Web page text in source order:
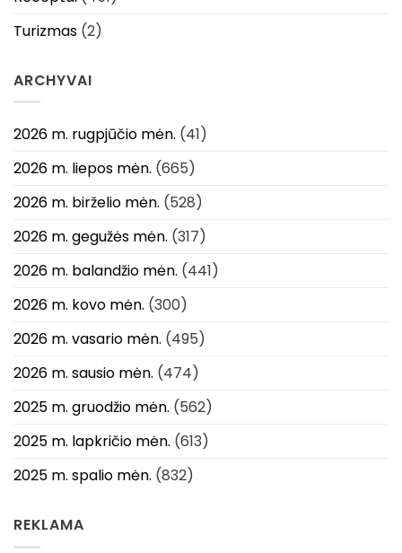
Turizmas (2)
ARCHYVAI
2026 m. rugpjūčio mėn. (41)
2026 m. liepos mėn. (665)
2026 m. birželio mėn. (528)
2026 m. gegužės mėn. (317)
2026 m. balandžio mėn. (441)
2026 m. kovo mėn. (300)
2026 m. vasario mėn. (495)
2026 m. sausio mėn. (474)
2025 m. gruodžio mėn. (562)
2025 m. lapkričio mėn. (613)
2025 m. spalio mėn. (832)
REKLAMA